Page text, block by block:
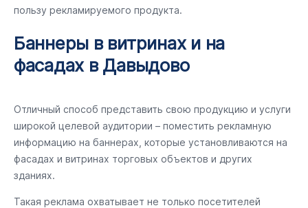
пользу рекламируемого продукта.
Баннеры в витринах и на
фасадах в Давыдово
Отличный способ представить свою продукцию и услуги
широкой целевой аудитории – поместить рекламную
информацию на баннерах, которые установливаются на
фасадах и витринах торговых объектов и других
зданиях.
Такая реклама охватывает не только посетителей